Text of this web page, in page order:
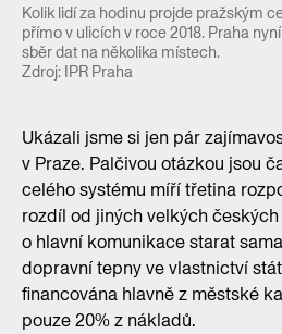
Kolik lidí za hodinu projde pražským
přímo v ulicích v roce 2018. Praha
sběr dat na několika místech.
Zdroj: IPR Praha
Ukázali jsme si jen pár
v Praze. Palčivou otázkou jsou
celého systému míří třetina
rozdíl od jiných velkých
o hlavní komunikace starat
dopravní tepny ve vlastnictví
financována hlavně z městské
pouze 20% z nákladů.